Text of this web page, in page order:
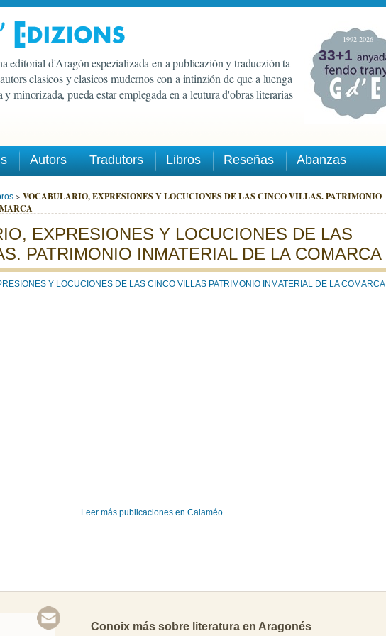
editorial d'Aragón espezializada en a publicazión y traduczión ta
clasicos y clasicos mudernos con a intinzión de que a luenga
y minorizada, pueda estar emplegada en a leutura d'obras literarias
1992-2026
33+1
Autors Tradutors Libros Reseñas Abanzas
> VOCABULARIO, EXPRESIONES Y LOCUCIONES DE LAS CINCO VILLAS. PATRIMONIO
EXPRESIONES Y LOCUCIONES DE LAS
PATRIMONIO INMATERIAL DE LA COMARCA
Y LOCUCIONES DE LAS CINCO VILLAS PATRIMONIO INMATERIAL DE LA COMARCA
Leer más publicaciones en Calaméo
Conoix más sobre literatura en Aragonés